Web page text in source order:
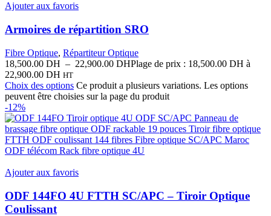
Ajouter aux favoris
Armoires de répartition SRO
Fibre Optique, Répartiteur Optique
18,500.00 DH – 22,900.00 DHPlage de prix : 18,500.00 DH à
22,900.00 DH HT
Choix des options Ce produit a plusieurs variations. Les options
peuvent être choisies sur la page du produit
-12%
Ajouter aux favoris
ODF 144FO 4U FTTH SC/APC – Tiroir Optique
Coulissant